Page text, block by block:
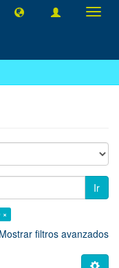
Ir
×
Mostrar filtros avanzados